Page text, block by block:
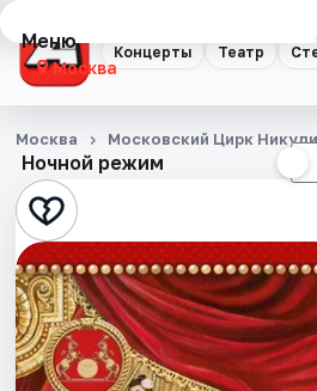
Концерты Театр
Меню
Москва
Концерты
Театр
Стендап
Выставки
Квесты
Ночной режим
Москва Московский Цирк